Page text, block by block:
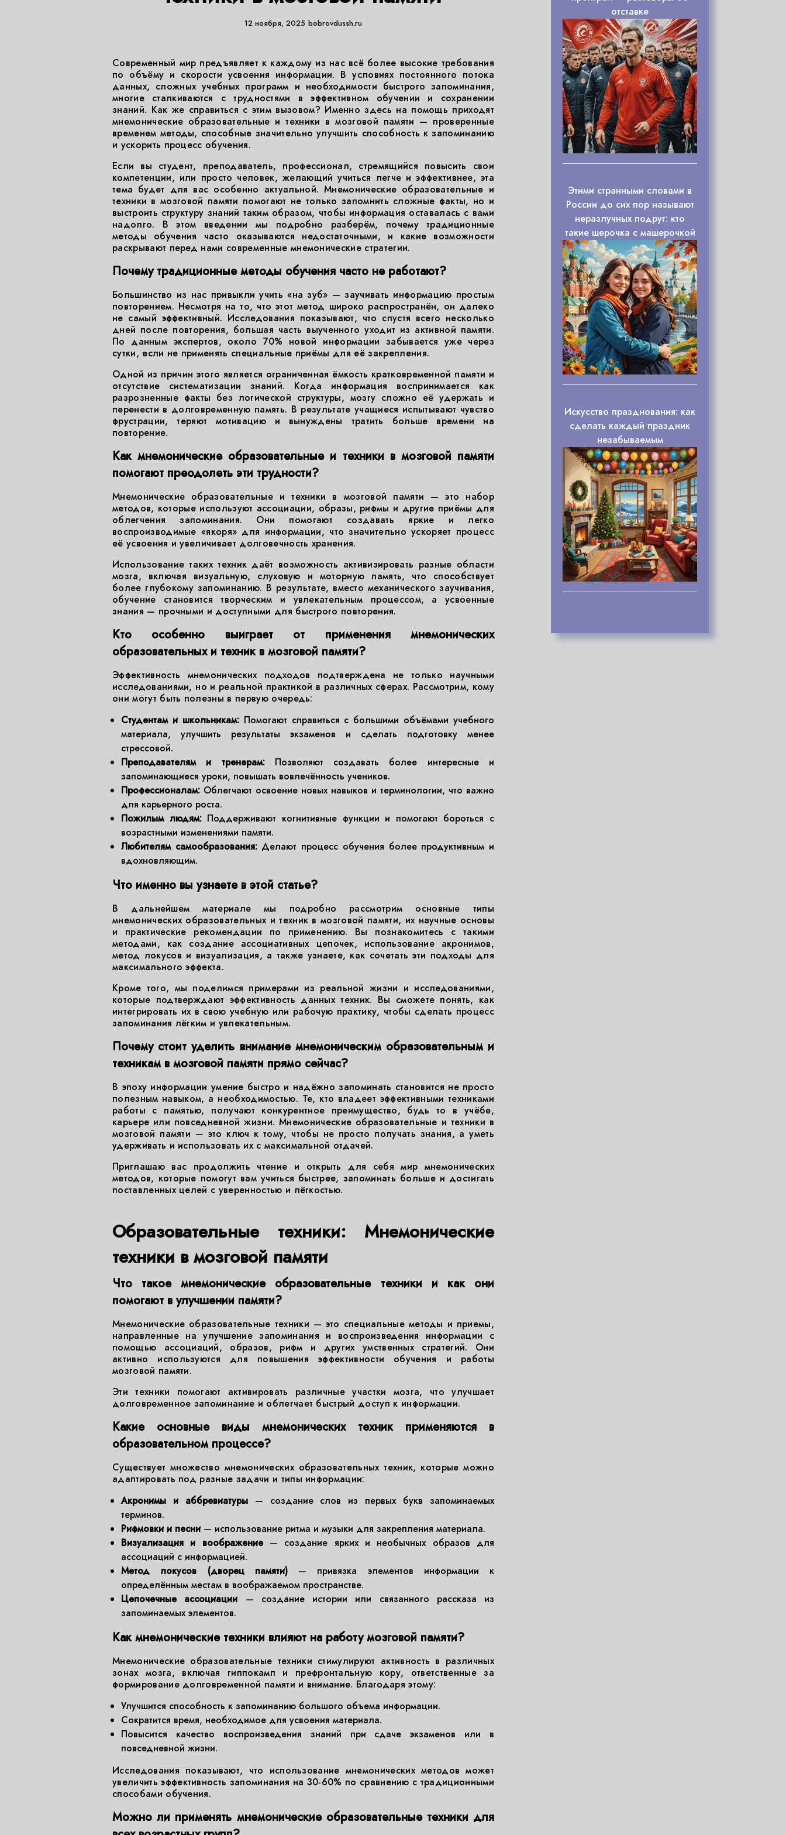
12 ноября, 2025 bobrovdussh.ru
Современный мир предъявляет к каждому из нас всё более высокие требования
по объёму и скорости усвоения информации. В условиях постоянного потока
данных, сложных учебных программ и необходимости быстрого запоминания,
многие сталкиваются с трудностями в эффективном обучении и сохранении
знаний. Как же справиться с этим вызовом? Именно здесь на помощь приходят
мнемонические образовательные и техники в мозговой памяти — проверенные
временем методы, способные значительно улучшить способность к запоминанию
и ускорить процесс обучения.
Если вы студент, преподаватель, профессионал, стремящийся повысить свои
компетенции, или просто человек, желающий учиться легче и эффективнее, эта
тема будет для вас особенно актуальной. Мнемонические образовательные и
техники в мозговой памяти помогают не только запомнить сложные факты, но и
выстроить структуру знаний таким образом, чтобы информация оставалась с вами
надолго. В этом введении мы подробно разберём, почему традиционные
методы обучения часто оказываются недостаточными, и какие возможности
раскрывают перед нами современные мнемонические стратегии.
Почему традиционные методы обучения часто не работают?
Большинство из нас привыкли учить «на зуб» — заучивать информацию простым
повторением. Несмотря на то, что этот метод широко распространён, он далеко
не самый эффективный. Исследования показывают, что спустя всего несколько
дней после повторения, большая часть выученного уходит из активной памяти.
По данным экспертов, около 70% новой информации забывается уже через
сутки, если не применять специальные приёмы для её закрепления.
Одной из причин этого является ограниченная ёмкость кратковременной памяти и
отсутствие систематизации знаний. Когда информация воспринимается как
разрозненные факты без логической структуры, мозгу сложно её удержать и
перенести в долговременную память. В результате учащиеся испытывают чувство
фрустрации, теряют мотивацию и вынуждены тратить больше времени на
повторение.
Как мнемонические образовательные и техники в мозговой памяти
помогают преодолеть эти трудности?
Мнемонические образовательные и техники в мозговой памяти — это набор
методов, которые используют ассоциации, образы, рифмы и другие приёмы для
облегчения запоминания. Они помогают создавать яркие и легко
воспроизводимые «якоря» для информации, что значительно ускоряет процесс
её усвоения и увеличивает долговечность хранения.
Использование таких техник даёт возможность активизировать разные области
мозга, включая визуальную, слуховую и моторную память, что способствует
более глубокому запоминанию. В результате, вместо механического заучивания,
обучение становится творческим и увлекательным процессом, а усвоенные
знания — прочными и доступными для быстрого повторения.
Кто особенно выиграет от применения мнемонических
образовательных и техник в мозговой памяти?
Эффективность мнемонических подходов подтверждена не только научными
исследованиями, но и реальной практикой в различных сферах. Рассмотрим, кому
они могут быть полезны в первую очередь:
Студентам и школьникам:Помогают справиться с большими объёмами учебного
материала, улучшить результаты экзаменов и сделать подготовку менее
стрессовой.
Преподавателям и тренерам:Позволяют создавать более интересные и
запоминающиеся уроки, повышать вовлечённость учеников.
Профессионалам: Облегчают освоение новых навыков и терминологии, что важно
для карьерного роста.
Пожилым людям:Поддерживают когнитивные функции и помогают бороться с
возрастными изменениями памяти.
Любителям самообразования:Делают процесс обучения более продуктивным и
вдохновляющим.
Что именно вы узнаете в этой статье?
В дальнейшем материале мы подробно рассмотрим основные типы
мнемонических образовательных и техник в мозговой памяти, их научные основы
и практические рекомендации по применению. Вы познакомитесь с такими
методами, как создание ассоциативных цепочек, использование акронимов,
метод локусов и визуализация, а также узнаете, как сочетать эти подходы для
максимального эффекта.
Кроме того, мы поделимся примерами из реальной жизни и исследованиями,
которые подтверждают эффективность данных техник. Вы сможете понять, как
интегрировать их в свою учебную или рабочую практику, чтобы сделать процесс
запоминания лёгким и увлекательным.
Почему стоит уделить внимание мнемоническим образовательным и
техникам в мозговой памяти прямо сейчас?
В эпоху информации умение быстро и надёжно запоминать становится не просто
полезным навыком, а необходимостью. Те, кто владеет эффективными техниками
работы с памятью, получают конкурентное преимущество, будь то в учёбе,
карьере или повседневной жизни. Мнемонические образовательные и техники в
мозговой памяти — это ключ к тому, чтобы не просто получать знания, а уметь
удерживать и использовать их с максимальной отдачей.
Приглашаю вас продолжить чтение и открыть для себя мир мнемонических
методов, которые помогут вам учиться быстрее, запоминать больше и достигать
поставленных целей с уверенностью и лёгкостью.
Образовательные техники: Мнемонические
техники в мозговой памяти
Что такое мнемонические образовательные техники и как они
помогают в улучшении памяти?
Мнемонические образовательные техники — это специальные методы и приемы,
направленные на улучшение запоминания и воспроизведения информации с
помощью ассоциаций, образов, рифм и других умственных стратегий. Они
активно используются для повышения эффективности обучения и работы
мозговой памяти.
Эти техники помогают активировать различные участки мозга, что улучшает
долговременное запоминание и облегчает быстрый доступ к информации.
Какие основные виды мнемонических техник применяются в
образовательном процессе?
Существует множество мнемонических образовательных техник, которые можно
адаптировать под разные задачи и типы информации:
Акронимы и аббревиатуры— создание слов из первых букв запоминаемых
терминов.
Рифмовки и песни — использование ритма и музыки для закрепления материала.
Визуализация и воображение— создание ярких и необычных образов для
ассоциаций с информацией.
Метод локусов (дворец памяти)— привязка элементов информации к
определённым местам в воображаемом пространстве.
Цепочечные ассоциации — создание истории или связанного рассказа из
запоминаемых элементов.
Как мнемонические техники влияют на работу мозговой памяти?
Мнемонические образовательные техники стимулируют активность в различных
зонах мозга, включая гиппокамп и префронтальную кору, ответственные за
формирование долговременной памяти и внимание. Благодаря этому:
Улучшится способность к запоминанию большого объема информации.
Сократится время, необходимое для усвоения материала.
Повысится качество воспроизведения знаний при сдаче экзаменов или в
повседневной жизни.
Исследования показывают, что использование мнемонических методов может
увеличить эффективность запоминания на 30-60% по сравнению с традиционными
способами обучения.
Можно ли применять мнемонические образовательные техники для
отставке
Этими странными словами в
России до сих пор называют
неразлучных подруг: кто
такие шерочка с машерочкой
Искусство празднования: как
сделать каждый праздник
незабываемым